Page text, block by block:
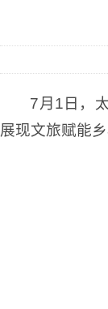
7月1日，
展现文旅赋能